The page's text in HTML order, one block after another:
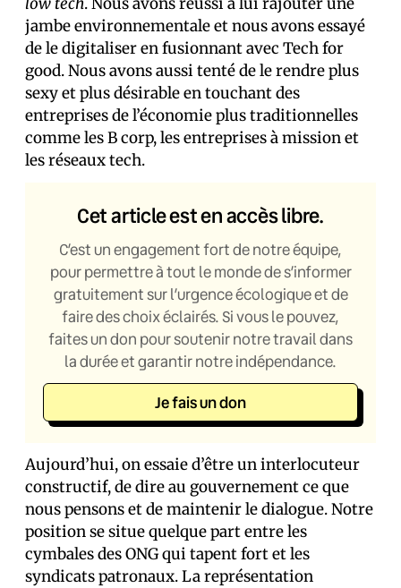
jambe environnementale et nous avons essayé
de le digitaliser en fusionnant avec Tech for
good. Nous avons aussi tenté de le rendre plus
sexy et plus désirable en touchant des
entreprises de l’économie plus traditionnelles
comme les B corp, les entreprises à mission et
les réseaux tech.
Cet article est en accès libre.
C’est un engagement fort de notre équipe,
pour permettre à tout le monde de s’informer
gratuitement sur l’urgence écologique et de
faire des choix éclairés. Si vous le pouvez,
faites un don pour soutenir notre travail dans
la durée et garantir notre indépendance.
Je fais un don
Aujourd’hui, on essaie d’être un interlocuteur
constructif, de dire au gouvernement ce que
nous pensons et de maintenir le dialogue. Notre
position se situe quelque part entre les
cymbales des ONG qui tapent fort et les
syndicats patronaux. La représentation